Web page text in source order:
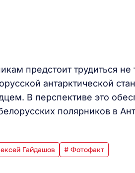
предстоит трудиться
антарктической
В перспективе это
полярников в
Гайдашов # Фотофакт